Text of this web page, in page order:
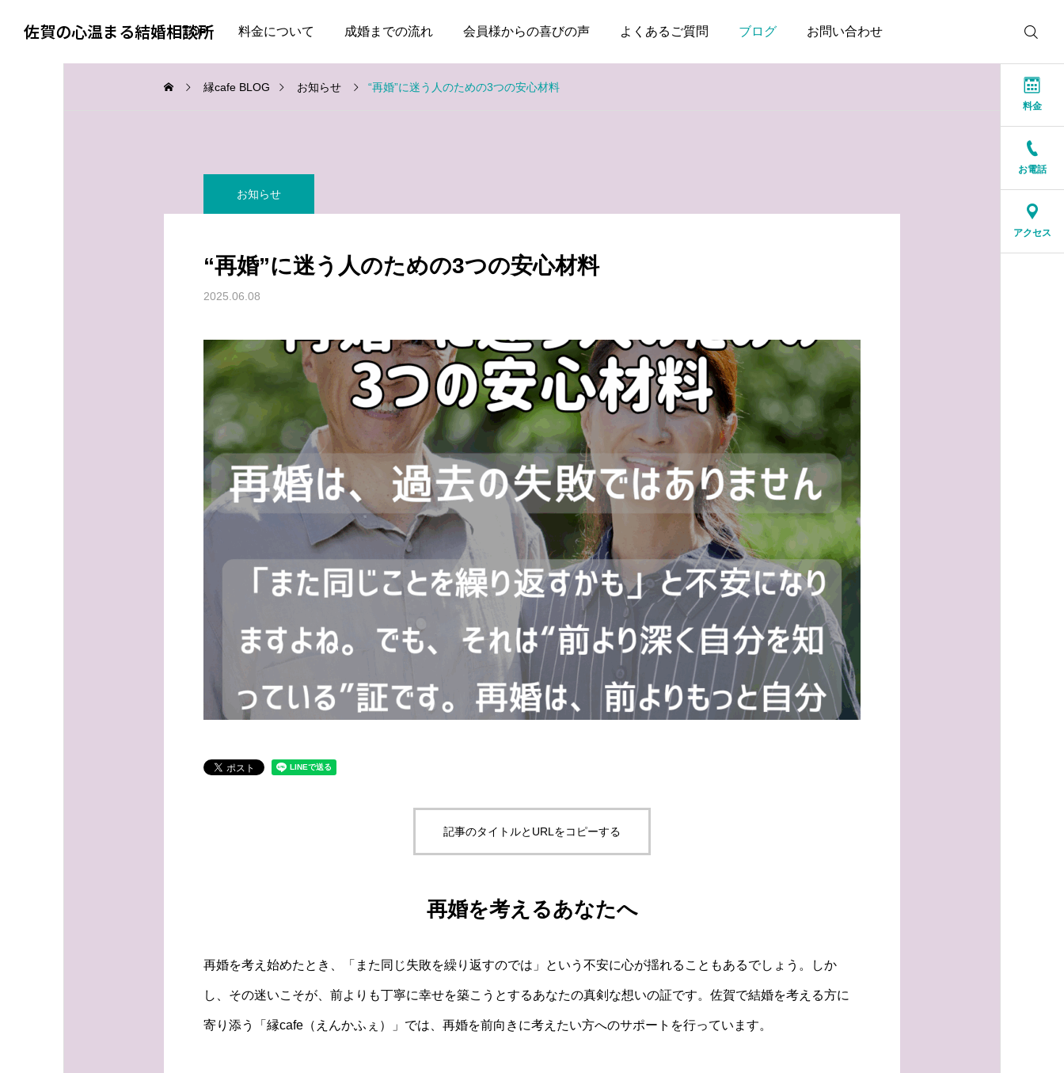
佐賀の心温まる結婚相談所
TOP 料金について 成婚までの流れ 会員様からの喜びの声 よくあるご質問 ブログ お問い合わせ
る
いい
結婚相談所に来る人は、
料金
お電話
アクセス
縁cafe BLOG お知らせ “再婚”に迷う人のための3つの安心材料
お知らせ
“再婚”に迷う人のための3つの安心材料
2025.06.08
記事のタイトルとURLをコピーする
再婚を考えるあなたへ
再婚を考え始めたとき、「また同じ失敗を繰り返すのでは」という不安に心が揺れることもあるでしょう。しか
し、その迷いこそが、前よりも丁寧に幸せを築こうとするあなたの真剣な想いの証です。佐賀で結婚を考える方に
寄り添う「縁cafe（えんかふぇ）」では、再婚を前向きに考えたい方へのサポートを行っています。